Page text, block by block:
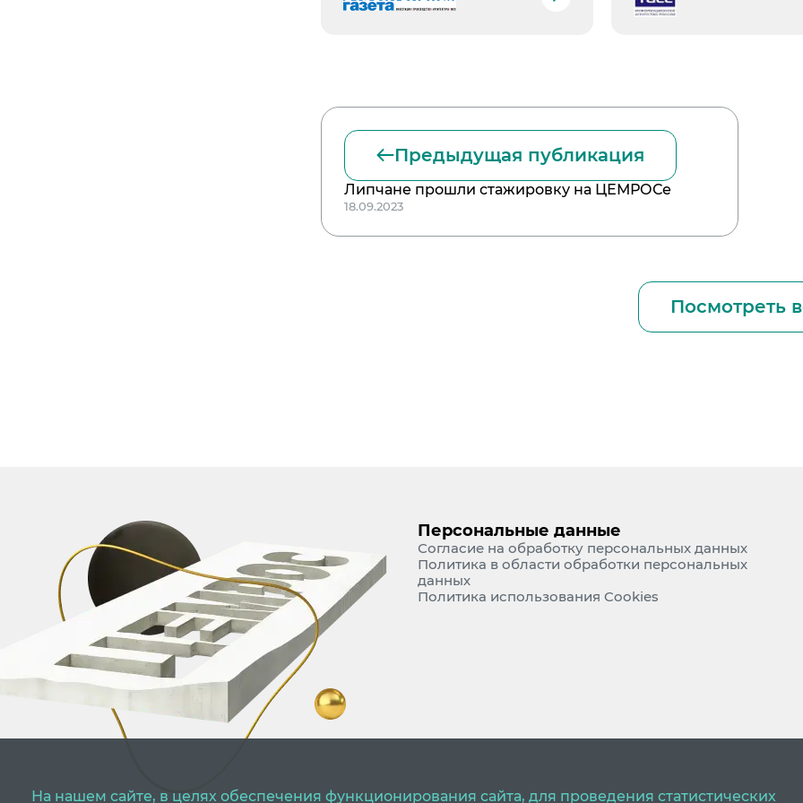
Предыдущая публикация
Липчане прошли стажировку на ЦЕМРОСе
18.09.2023
Посмотреть
Персональные данные
Согласие на обработку персональных данных
Политика в области обработки персональных
данных
Политика использования Cookies
На нашем сайте, в целях обеспечения функционирования сайта, для проведения статистических